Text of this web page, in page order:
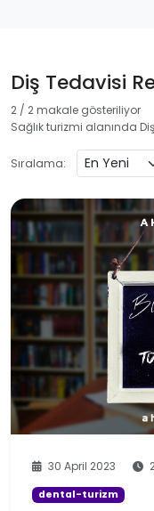
Diş Tedavisi
2 / 2 makale gösteriliyor
Sağlık turizmi alanında
Sıralama:
30 April 2023
dental-turizm